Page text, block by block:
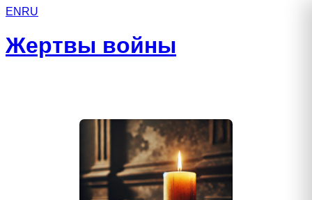
EN RU
Жертвы войны